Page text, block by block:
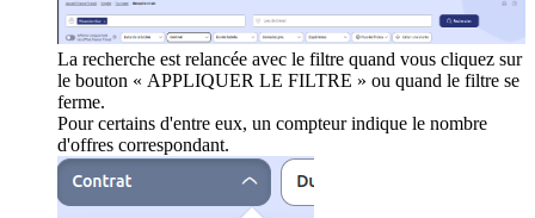
La recherche est relancée avec le filtre quand vous cliquez sur
le bouton « APPLIQUER LE FILTRE » ou quand le filtre se
ferme.
Pour certains d'entre eux, un compteur indique le nombre
d'offres correspondant.